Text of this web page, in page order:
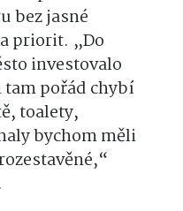
bez jasné
priorit. „Do
investovalo
pořád chybí
toalety,
bychom měli